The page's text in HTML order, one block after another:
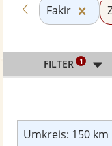
Zurück zu
Fakir
Umkreis: 150 km
FILTER 1